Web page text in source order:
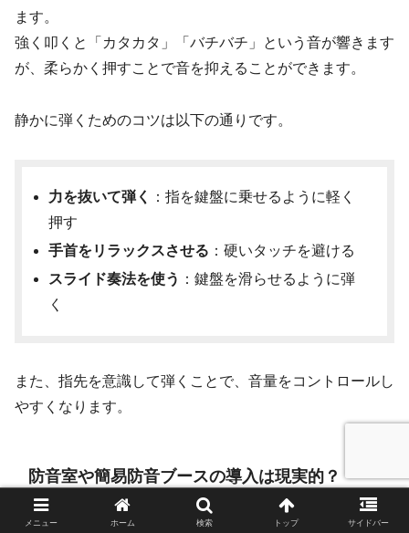
ます。
強く叩くと「カタカタ」「バチバチ」という音が響きます
が、柔らかく押すことで音を抑えることができます。
静かに弾くためのコツは以下の通りです。
力を抜いて弾く
：指を鍵盤に乗せるように軽く
押す
手首をリラックスさせる ：硬いタッチを避ける
スライド奏法を使う ：鍵盤を滑らせるように弾
く
また、指先を意識して弾くことで、音量をコントロールし
やすくなります。
防音室や簡易防音ブースの導入は現実的？
メニュー ホーム 検索 トップ サイドバー